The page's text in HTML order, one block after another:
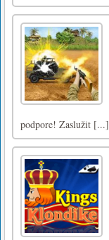
podpore! Zaslužit [...]